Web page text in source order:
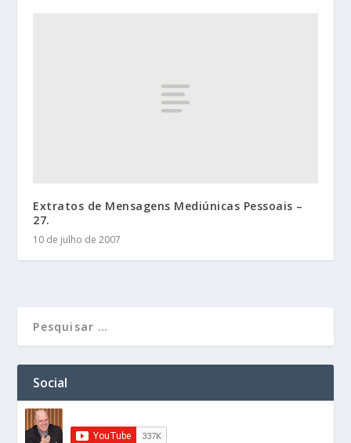
Extratos de Mensagens Mediúnicas Pessoais –
27.
10 de julho de 2007
Social